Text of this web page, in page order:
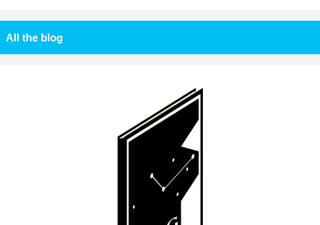
All the blog